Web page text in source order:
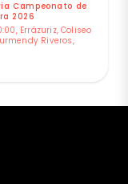
Campeonato de
2026
Errázuriz, Coliseo
Riveros,